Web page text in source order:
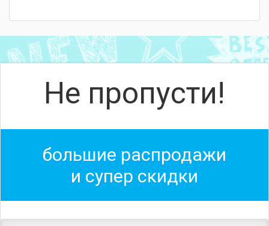
Не пропусти!
большие распродажи
и супер скидки